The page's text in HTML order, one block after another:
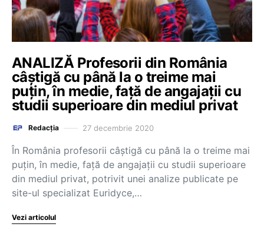
ANALIZĂ Profesorii din România
câștigă cu până la o treime mai
puțin, în medie, față de angajații cu
studii superioare din mediul privat
Redacția 27 decembrie 2020
În România profesorii câștigă cu până la o treime mai
puțin, în medie, față de angajații cu studii superioare
din mediul privat, potrivit unei analize publicate pe
site-ul specializat Euridyce,…
Vezi articolul